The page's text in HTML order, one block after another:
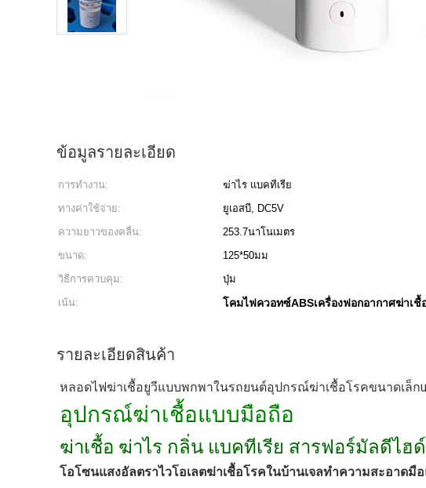
ข้อมูลรายละเอียด
การทำงาน: ฆ่าไร แบคทีเรีย
ทางค่าใช้จ่าย:
ยูเอสบี, DC5V
ความยาวของคลื่น:
253.7นาโนเมตร
ขนาด:
125*50มม
วิธีการควบคุม:
ปุ่ม
เน้น:
โคมไฟควอทซ์ABSเครื่องฟอกอากาศฆ่าเชื้
รายละเอียดสินค้า
หลอดไฟฆ่าเชื้อยูวีแบบพกพาในรถยนต์อุปกรณ์ฆ่าเชื้อโรคขนาดเล็ก
อุปกรณ์ฆ่าเชื้อแบบมือถือ
ฆ่าเชื้อ ฆ่าไร กลิ่น แบคทีเรีย สารฟอร์มัลดีไฮด์
โอโซนแสงอัลตราไวโอเลตฆ่าเชื้อโรคในบ้านเจลทำความสะอาด